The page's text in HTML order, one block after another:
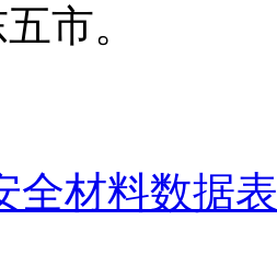
市。
全材料数据